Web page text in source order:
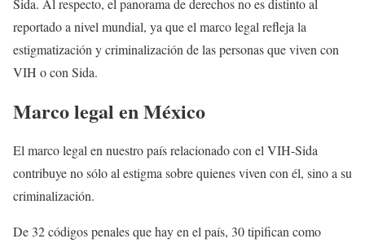
Sida. Al respecto, el panorama de derechos no es distinto al
reportado a nivel mundial, ya que el marco legal refleja la
estigmatización y criminalización de las personas que viven con
VIH o con Sida.
Marco legal en México
El marco legal en nuestro país relacionado con el VIH-Sida
contribuye no sólo al estigma sobre quienes viven con él, sino a su
criminalización.
De 32 códigos penales que hay en el país, 30 tipifican como